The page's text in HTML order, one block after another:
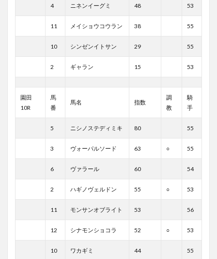
4 ニネンイーグミ 48 53
11 メイショウコウラン 38 55
10 シンゼンイトサン 29 55
2 ギャラン 15 53
園田
10R
馬
番
馬名 指数
調
教
騎
手
5 ニシノステディミキ 80 55
3 ヴォーパルソード 63 ○ 55
6 ヴァラール 60 54
2 ハギノヴェルドン 55 ○ 53
11 モンサンオブライト 53 56
12 シナモンショコラ 52 ○ 53
10 ワカギミ 44 55